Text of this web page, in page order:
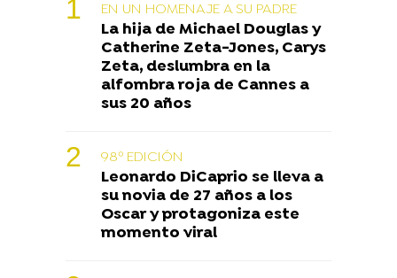
EN UN HOMENAJE A SU PADRE
La hija de Michael Douglas y
Catherine Zeta-Jones, Carys
Zeta, deslumbra en la
alfombra roja de Cannes a
sus 20 años
98º EDICIÓN
Leonardo DiCaprio se lleva a
su novia de 27 años a los
Oscar y protagoniza este
momento viral